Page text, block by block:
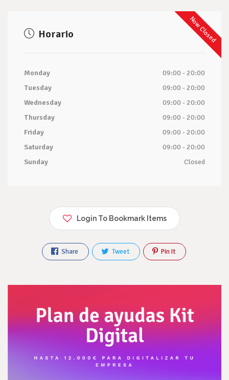
Now Closed
Horario
Monday
09:00 - 20:00
Tuesday
09:00 - 20:00
Wednesday
09:00 - 20:00
Thursday
09:00 - 20:00
Friday
09:00 - 20:00
Saturday
09:00 - 20:00
Sunday
Closed
Login To Bookmark Items
Share Tweet Pin It